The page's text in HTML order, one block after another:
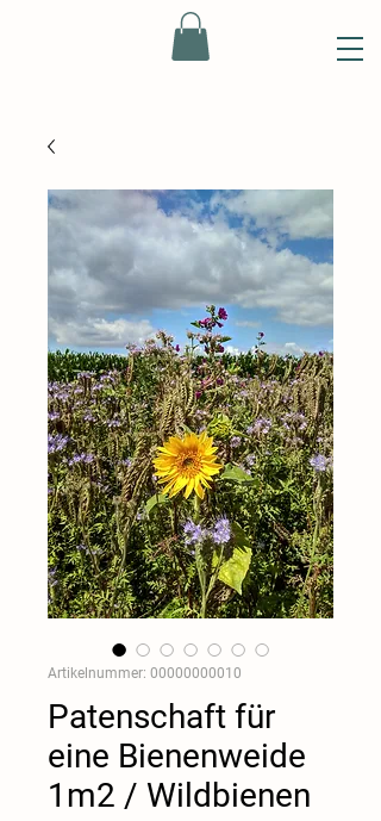
Artikelnummer: 00000000010
Patenschaft für
eine Bienenweide
1m2 / Wildbienen